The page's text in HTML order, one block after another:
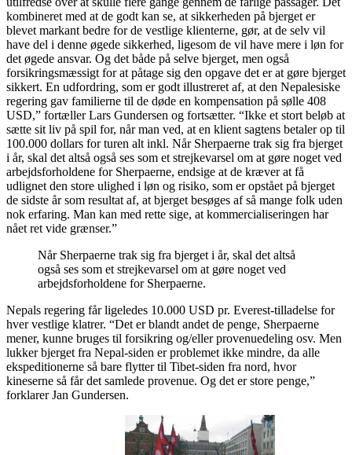
kombineret med at de godt kan se, at sikkerheden på bjerget er
blevet markant bedre for de vestlige klienterne, gør, at de selv vil
have del i denne øgede sikkerhed, ligesom de vil have mere i løn for
det øgede ansvar. Og det både på selve bjerget, men også
forsikringsmæssigt for at påtage sig den opgave det er at gøre bjerget
sikkert. En udfordring, som er godt illustreret af, at den Nepalesiske
regering gav familierne til de døde en kompensation på sølle 408
USD,” fortæller Lars Gundersen og fortsætter. “Ikke et stort beløb at
sætte sit liv på spil for, når man ved, at en klient sagtens betaler op til
100.000 dollars for turen alt inkl. Når Sherpaerne trak sig fra bjerget
i år, skal det altså også ses som et strejkevarsel om at gøre noget ved
arbejdsforholdene for Sherpaerne, endsige at de kræver at få
udlignet den store ulighed i løn og risiko, som er opstået på bjerget
de sidste år som resultat af, at bjerget besøges af så mange folk uden
nok erfaring. Man kan med rette sige, at kommercialiseringen har
nået ret vide grænser.”
Når Sherpaerne trak sig fra bjerget i år, skal det altså
også ses som et strejkevarsel om at gøre noget ved
arbejdsforholdene for Sherpaerne.
Nepals regering får ligeledes 10.000 USD pr. Everest-tilladelse for
hver vestlige klatrer. “Det er blandt andet de penge, Sherpaerne
mener, kunne bruges til forsikring og/eller provenuedeling osv. Men
lukker bjerget fra Nepal-siden er problemet ikke mindre, da alle
ekspeditionerne så bare flytter til Tibet-siden fra nord, hvor
kineserne så får det samlede provenue. Og det er store penge,”
forklarer Jan Gundersen.